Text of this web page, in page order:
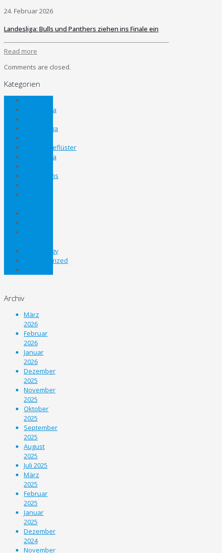
24. Februar 2026
Landesliga: Bulls und Panthers ziehen ins Finale ein
Read more
Comments are closed.
Kategorien
Bezirksliga
Gebietsliga
Kabinengeflüster
Landesliga
Nachwuchs
Technology
Uncategorized
Archiv
März
2026
Februar
2026
Januar
2026
Dezember
2025
November
2025
Oktober
2025
September
2025
August
2025
Juli 2025
März
2025
Februar
2025
Januar
2025
Dezember
2024
November